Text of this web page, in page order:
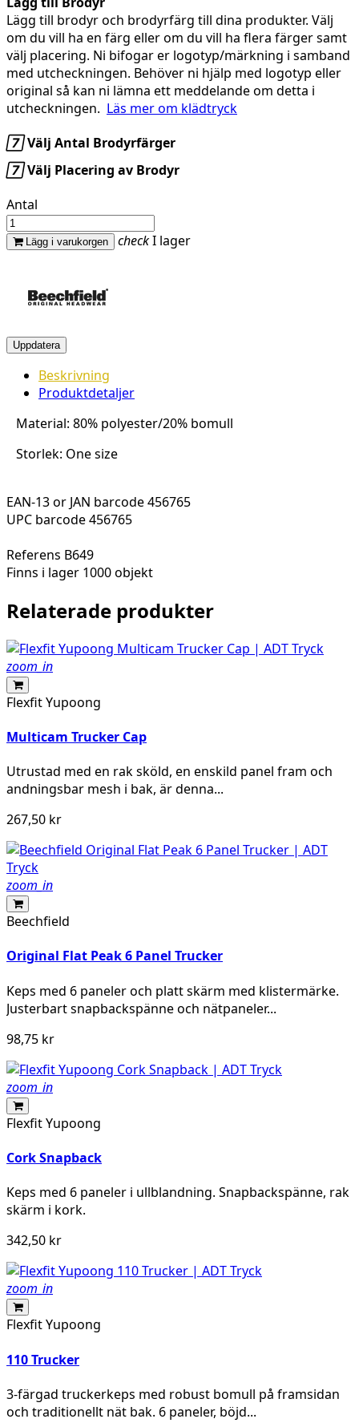
Lägg till brodyr och brodyrfärg till dina produkter. Välj
om du vill ha en färg eller om du vill ha flera färger samt
välj placering. Ni bifogar er logotyp/märkning i samband
med utcheckningen. Behöver ni hjälp med logotyp eller
original så kan ni lämna ett meddelande om detta i
utcheckningen. Läs mer om klädtryck
Välj Antal Brodyrfärger
Välj Placering av Brodyr
Antal
Lägg i varukorgen checkI lager
Beskrivning
Produktdetaljer
Material: 80% polyester/20% bomull
Storlek: One size
EAN-13 or JAN barcode456765
UPC barcode456765
Referens B649
Finns i lager 1000 objekt
Relaterade produkter
zoom_in
Flexfit Yupoong
Multicam Trucker Cap
Utrustad med en rak sköld, en enskild panel fram och
andningsbar mesh i bak, är denna...
267,50 kr
zoom_in
Beechfield
Original Flat Peak 6 Panel Trucker
Keps med 6 paneler och platt skärm med klistermärke.
Justerbart snapbackspänne och nätpaneler...
98,75 kr
zoom_in
Flexfit Yupoong
Cork Snapback
Keps med 6 paneler i ullblandning. Snapbackspänne, rak
skärm i kork.
342,50 kr
zoom_in
Flexfit Yupoong
110 Trucker
3-färgad truckerkeps med robust bomull på framsidan
och traditionellt nät bak. 6 paneler, böjd...